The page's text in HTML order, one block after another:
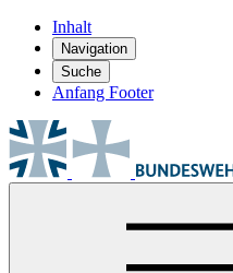
Inhalt
Navigation
Suche
Anfang Footer